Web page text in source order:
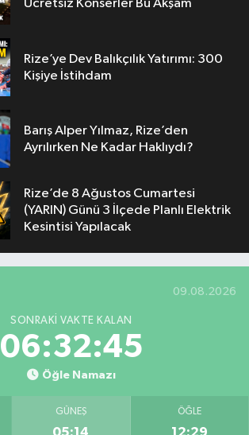
Ücretsiz Konserler Bu Akşam
Rize’ye Dev Balıkçılık Yatırımı: 300
Kişiye İstihdam
Barış Alper Yılmaz, Rize’den
Ayrılırken Ne Kadar Haklıydı?
Rize’de 8 Ağustos Cumartesi
(YARIN) Günü 3 İlçede Planlı Elektrik
Kesintisi Yapılacak
09.08.2026
SONRAKI VAKTE KALAN
06:32:45
Öğle Namazı
GÜNEŞ
05:14
ÖĞLE
12:29